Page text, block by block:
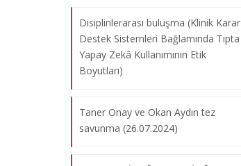
Disiplinlerarası buluşma (Klinik Karar
Destek Sistemleri Bağlamında Tıpta
Yapay Zekâ Kullanımının Etik
Boyutları)
Taner Onay ve Okan Aydın tez
savunma (26.07.2024)